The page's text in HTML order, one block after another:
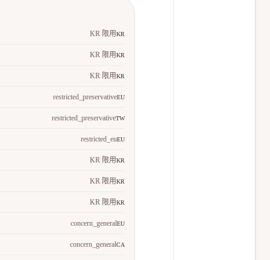
KR 限用KR
KR 限用KR
KR 限用KR
restricted_preservativeEU
restricted_preservativeTW
restricted_euEU
KR 限用KR
KR 限用KR
KR 限用KR
concern_generalEU
concern_generalCA